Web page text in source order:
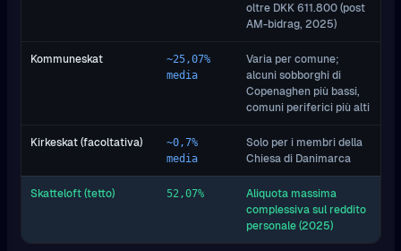
oltre DKK 611.800 (post
AM-bidrag, 2025)
Kommuneskat
~25,07%
media
Varia per comune;
alcuni sobborghi di
Copenaghen più bassi,
comuni periferici più alti
Kirkeskat (facoltativa)
~0,7%
media
Solo per i membri della
Chiesa di Danimarca
Skatteloft (tetto) 52,07%
Aliquota massima
complessiva sul reddito
personale (2025)